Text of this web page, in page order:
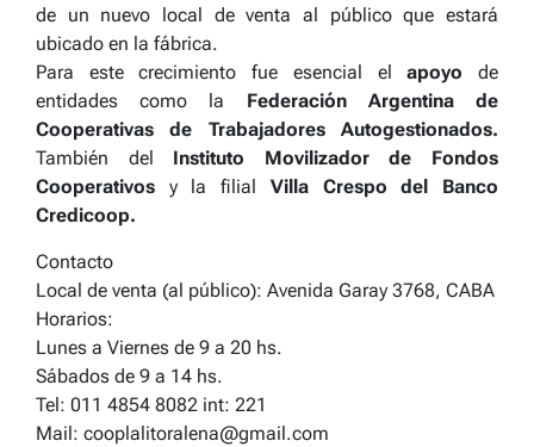
de un nuevo local de venta al público que estará
ubicado en la fábrica.
Para este crecimiento fue esencial elapoyo de
entidades como la Federación Argentina de
Cooperativas de Trabajadores Autogestionados.
También del Instituto Movilizador de Fondos
Cooperativos y la filial Villa Crespo del Banco
Credicoop.
Contacto
Local de venta (al público): Avenida Garay 3768, CABA
Horarios:
Lunes a Viernes de 9 a 20 hs.
Sábados de 9 a 14 hs.
Tel: 011 4854 8082 int: 221
Mail: cooplalitoralena@gmail.com